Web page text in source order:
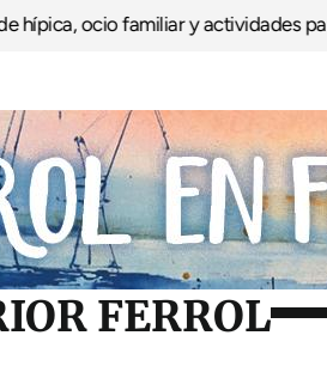
familiar y actividades para todos
FERROL